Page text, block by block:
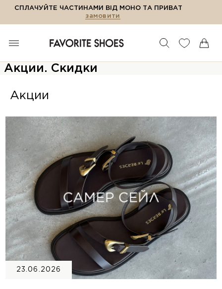
СПЛАЧУЙТЕ ЧАСТИНАМИ ВІД МОНО ТА ПРИВАТ
замовити
Акции. Скидки
Акции
23.06.2026